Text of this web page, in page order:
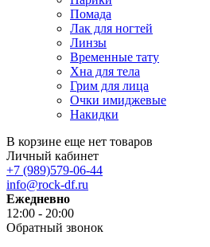
Помада
Лак для ногтей
Линзы
Временные тату
Хна для тела
Грим для лица
Очки имиджевые
Накидки
В корзине еще нет товаров
Личный кабинет
+7 (989)579-06-44
info@rock-df.ru
Ежедневно
12:00 - 20:00
Обратный звонок